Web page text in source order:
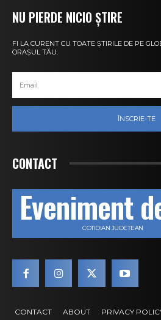
NU PIERDE NICIO ȘTIRE
FI LA CURENT CU TOATE ȘTIRILE DE PE
ORAȘUL TĂU.
ÎNSCRIE-TE
CONTACT
Eveniment
COTIDIAN JUDEȚEAN
CONTACT ABOUT PRIVACY